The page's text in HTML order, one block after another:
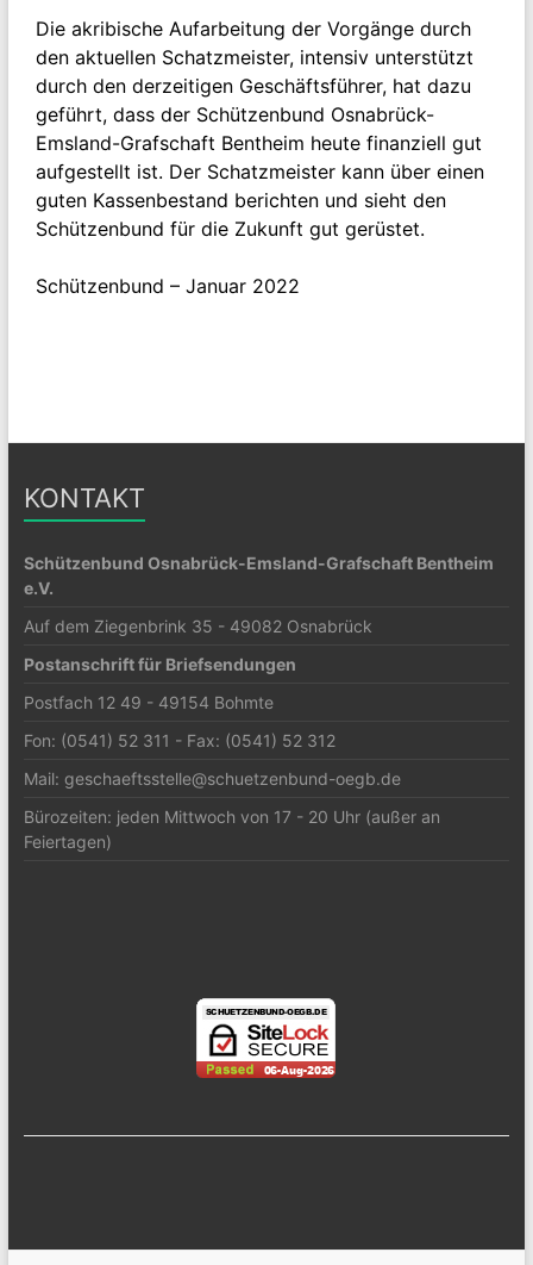
Die akribische Aufarbeitung der Vorgänge durch
den aktuellen Schatzmeister, intensiv unterstützt
durch den derzeitigen Geschäftsführer, hat dazu
geführt, dass der Schützenbund Osnabrück-
Emsland-Grafschaft Bentheim heute finanziell gut
aufgestellt ist. Der Schatzmeister kann über einen
guten Kassenbestand berichten und sieht den
Schützenbund für die Zukunft gut gerüstet.
Schützenbund – Januar 2022
KONTAKT
Schützenbund Osnabrück-Emsland-Grafschaft Bentheim
e.V.
Auf dem Ziegenbrink 35 - 49082 Osnabrück
Postanschrift für Briefsendungen
Postfach 12 49 - 49154 Bohmte
Fon: (0541) 52 311 - Fax: (0541) 52 312
Mail: geschaeftsstelle@schuetzenbund-oegb.de
Bürozeiten: jeden Mittwoch von 17 - 20 Uhr (außer an
Feiertagen)